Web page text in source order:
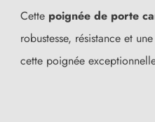
Cette poignée de porte
robustesse, résistance et
cette poignée